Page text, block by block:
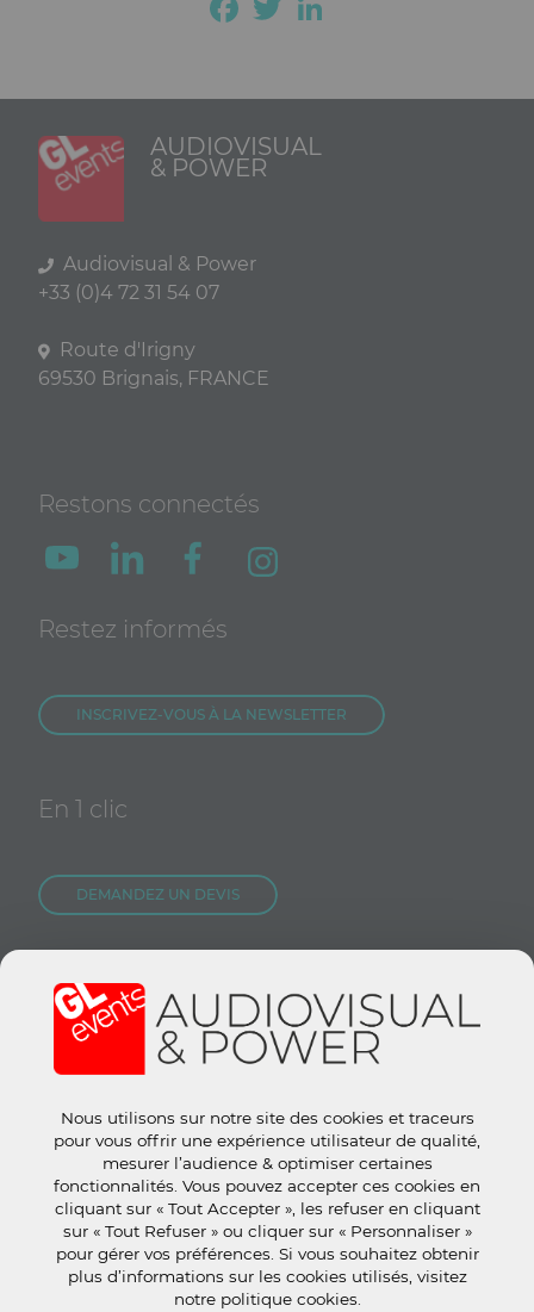
Facebook
Twitter
AUDIOVISUAL
& POWER
Audiovisual & Power
+33 (0)4 72 31 54 07
Route d'Irigny
69530 Brignais, FRANCE
Restons connectés
Restez informés
INSCRIVEZ-VOUS À LA NEWSLETTER
En 1 clic
DEMANDEZ UN DEVIS
NOUS REJOINDRE
CONTACTEZ-NOUS
Site groupe : www.gl-events.com
GL Store :store.gl-events.com
© 2019 tous droits réservés. Mentions Légales - Politique
Nous utilisons sur notre site des cookies et traceurs
pour vous offrir une expérience utilisateur de qualité,
mesurer l’audience & optimiser certaines
fonctionnalités. Vous pouvez accepter ces cookies en
cliquant sur « Tout Accepter », les refuser en cliquant
sur « Tout Refuser » ou cliquer sur « Personnaliser »
pour gérer vos préférences. Si vous souhaitez obtenir
plus d’informations sur les cookies utilisés, visitez
notre politique cookies.